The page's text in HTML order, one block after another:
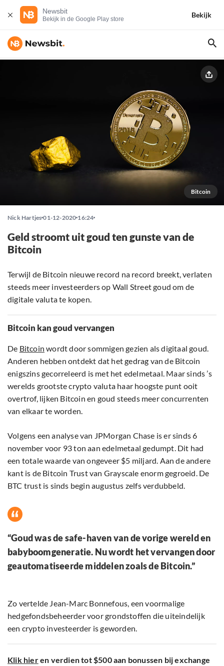
Newsbit
Bekijk in de Google Play store
Bekijk
Bitcoin
Nick Hartjes 01-12-2020 16:24
Geld stroomt uit goud ten gunste van de
Bitcoin
Terwijl de Bitcoin nieuwe record na record breekt, verlaten
steeds meer investeerders op Wall Street goud om de
digitale valuta te kopen.
Bitcoin kan goud vervangen
De Bitcoin wordt door sommigen gezien als digitaal goud.
Anderen hebben ontdekt dat het gedrag van de Bitcoin
enigszins gecorreleerd is met het edelmetaal. Maar sinds ’s
werelds grootste crypto valuta haar hoogste punt ooit
overtrof, lijken Bitcoin en goud steeds meer concurrenten
van elkaar te worden.
Volgens een analyse van JPMorgan Chase is er sinds 6
november voor 93 ton aan edelmetaal gedumpt. Dit had
een totale waarde van ongeveer $5 miljard. Aan de andere
kant is de Bitcoin Trust van Grayscale enorm gegroeid. De
BTC trust is sinds begin augustus zelfs verdubbeld.
“Goud was de safe-haven van de vorige wereld en
babyboomgeneratie. Nu wordt het vervangen door
geautomatiseerde middelen zoals de Bitcoin.”
Zo vertelde Jean-Marc Bonnefous, een voormalige
hedgefondsbeheerder voor grondstoffen die uiteindelijk
een crypto investeerder is geworden.
Klik hieren verdien tot $500 aan bonussen bij exchange